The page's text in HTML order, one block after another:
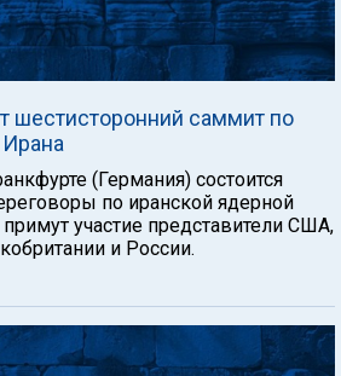
шестисторонний саммит по
(Германия) состоится
по иранской ядерной
участие представители США,
и России.